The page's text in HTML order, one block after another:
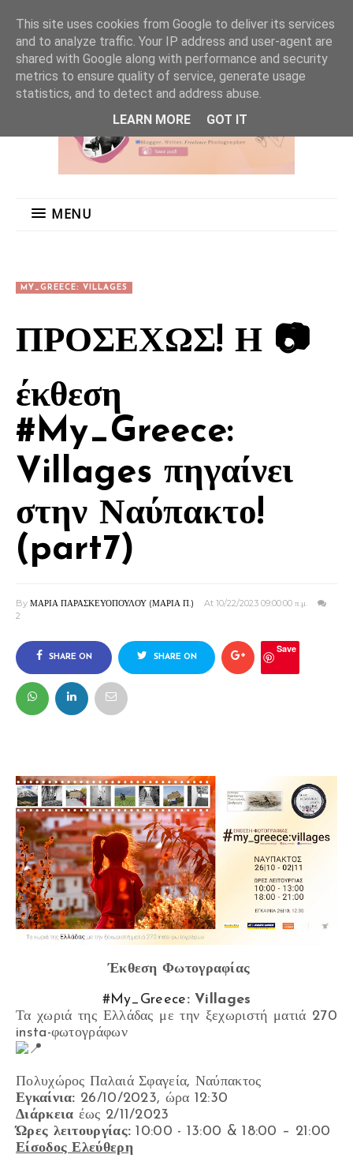
MENU
MENU
MY_GREECE: VILLAGES
ΠΡΟΣΕΧΩΣ! Η 📷
έκθεση
#My_Greece:
Villages πηγαίνει
στην Ναύπακτο!
(part7)
By ΜΑΡΙΑ ΠΑΡΑΣΚΕΥΟΠΟΥΛΟΥ (ΜΑΡΙΑ Π.)
At 10/22/2023 09:00:00 π.μ.
2
SHARE ON
FACEBOOK
SHARE ON
Save
Έκθεση Φωτογραφίας
#My_Greece: Villages
Τα χωριά της Ελλάδας με την ξεχωριστή ματιά 270
insta-φωτογράφων
Πολυχώρος Παλαιά Σφαγεία, Ναύπακτος
Εγκαίνια: 26/10/2023, ώρα 12:30
Διάρκεια έως 2/11/2023
Ώρες λειτουργίας: 10:00 - 13:00 & 18:00 – 21:00
Είσοδος Ελεύθερη
This site uses cookies from Google to deliver its services
and to analyze traffic. Your IP address and user-agent are
shared with Google along with performance and security
metrics to ensure quality of service, generate usage
statistics, and to detect and address abuse.
LEARN MORE
GOT IT